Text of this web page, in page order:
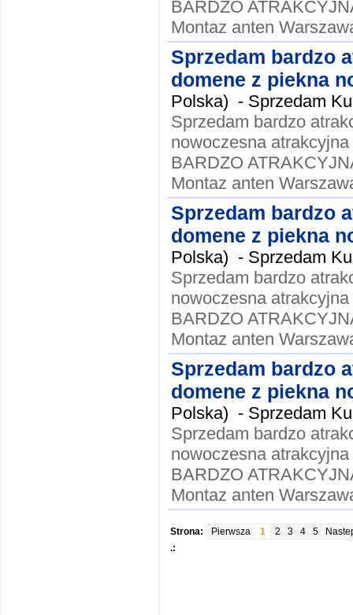
BARDZO
Montaz anten
Sprzedam bardzo
domene z piekna
Polska) - Sprzedam
Sprzedam bardzo
nowoczesna
BARDZO
Montaz anten
Sprzedam bardzo
domene z piekna
Polska) - Sprzedam
Sprzedam bardzo
nowoczesna
BARDZO
Montaz anten
Sprzedam bardzo
domene z piekna
Polska) - Sprzedam
Sprzedam bardzo
nowoczesna
BARDZO
Montaz anten
Strona: Pierwsza 1 2 3 4 5
.: